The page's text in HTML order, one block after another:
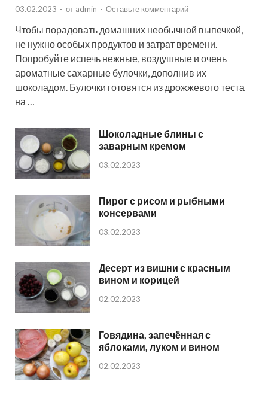
03.02.2023 - от admin - Оставьте комментарий
Чтобы порадовать домашних необычной выпечкой,
не нужно особых продуктов и затрат времени.
Попробуйте испечь нежные, воздушные и очень
ароматные сахарные булочки, дополнив их
шоколадом. Булочки готовятся из дрожжевого теста
на …
Шоколадные блины с
заварным кремом
03.02.2023
Пирог с рисом и рыбными
консервами
03.02.2023
Десерт из вишни с красным
вином и корицей
02.02.2023
Говядина, запечённая с
яблоками, луком и вином
02.02.2023